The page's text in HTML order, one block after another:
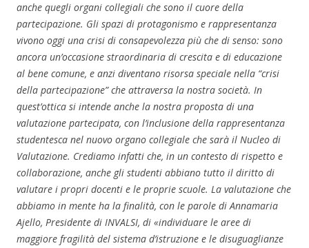
anche quegli organi collegiali che sono il cuore della
partecipazione. Gli spazi di protagonismo e rappresentanza
vivono oggi una crisi di consapevolezza più che di senso: sono
ancora un’occasione straordinaria di crescita e di educazione
al bene comune, e anzi diventano risorsa speciale nella “crisi
della partecipazione” che attraversa la nostra società. In
quest’ottica si intende anche la nostra proposta di una
valutazione partecipata, con l’inclusione della rappresentanza
studentesca nel nuovo organo collegiale che sarà il Nucleo di
Valutazione. Crediamo infatti che, in un contesto di rispetto e
collaborazione, anche gli studenti abbiano tutto il diritto di
valutare i propri docenti e le proprie scuole. La valutazione che
abbiamo in mente ha la finalità, con le parole di Annamaria
Ajello, Presidente di INVALSI, di «individuare le aree di
maggiore fragilità del sistema d’istruzione e le disuguaglianze